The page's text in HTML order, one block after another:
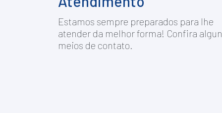
Estamos sempre preparados para lhe
atender da melhor forma! Confira
meios de contato.